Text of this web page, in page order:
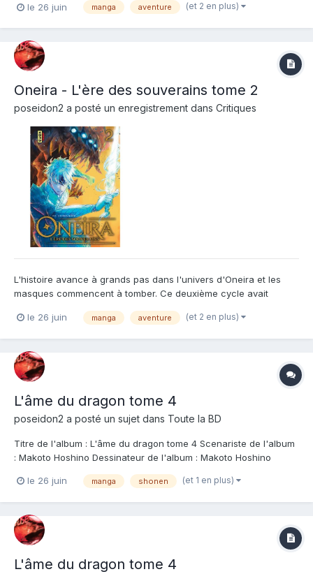
l'album : À Alba, les jeux de pouvoir s'intensifient. Octavian
le 26 juin manga aventure (et 2 en plus)
Oneira - L'ère des souverains tome 2
poseidon2 a posté un enregistrement dans Critiques
L'histoire avance à grands pas dans l'univers d'Oneira et les
masques commencent à tomber. Ce deuxième cycle avait
maitres Epeire et un début de définition des pouvoirs politiques
le 26 juin manga aventure (et 2 en plus)
L'âme du dragon tome 4
poseidon2 a posté un sujet dans Toute la BD
Titre de l'album : L'âme du dragon tome 4 Scenariste de l'album
: Makoto Hoshino Dessinateur de l'album : Makoto Hoshino
l'album : Comment vivent et meurent les humains dans un
le 26 juin manga shonen (et 1 en plus)
L'âme du dragon tome 4